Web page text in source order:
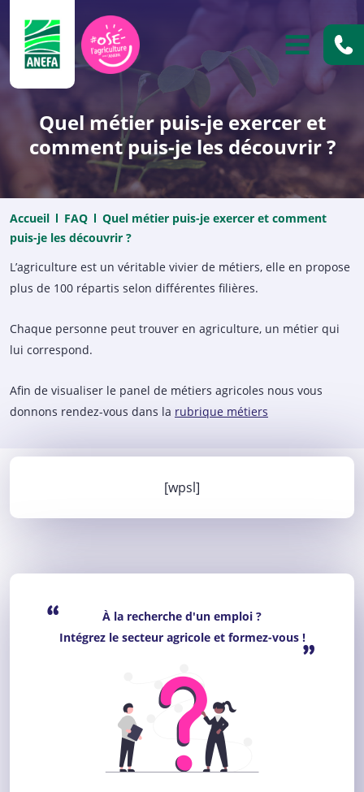
OUVRIR
Quel métier puis-je exercer et
comment puis-je les découvrir ?
Accueil FAQ
Quel métier puis-je exercer et comment
puis-je les découvrir ?
L’agriculture est un véritable vivier de métiers, elle en propose
plus de 100 répartis selon différentes filières.
Chaque personne peut trouver en agriculture, un métier qui
lui correspond.
Afin de visualiser le panel de métiers agricoles nous vous
donnons rendez-vous dans la rubrique métiers
[wpsl]
“
À la recherche d'un emploi ?
Intégrez le secteur agricole et formez-vous !”